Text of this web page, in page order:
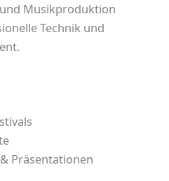
Musikproduktion
Technik und
Präsentationen